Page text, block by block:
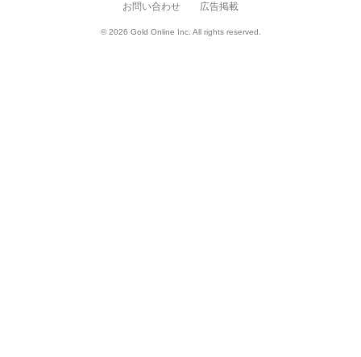
お問い合わせ
広告掲載
© 2026 Gold Online Inc. All rights reserved.